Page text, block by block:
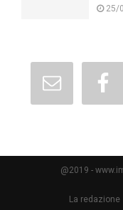
25/
@2019 -
La redazione